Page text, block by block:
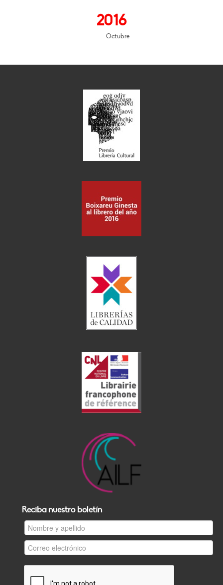
2016
Octubre
Reciba nuestro boletín